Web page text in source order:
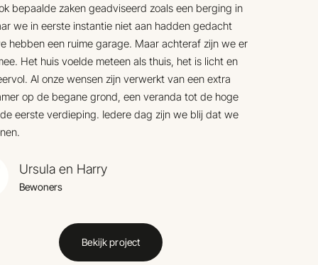
bepaalde zaken geadviseerd zoals een berging in
we in eerste instantie niet aan hadden gedacht
hebben een ruime garage. Maar achteraf zijn we er
Het huis voelde meteen als thuis, het is licht en
Al onze wensen zijn verwerkt van een extra
op de begane grond, een veranda tot de hoge
eerste verdieping. Iedere dag zijn we blij dat we
Ursula en Harry
Bewoners
Bekijk project